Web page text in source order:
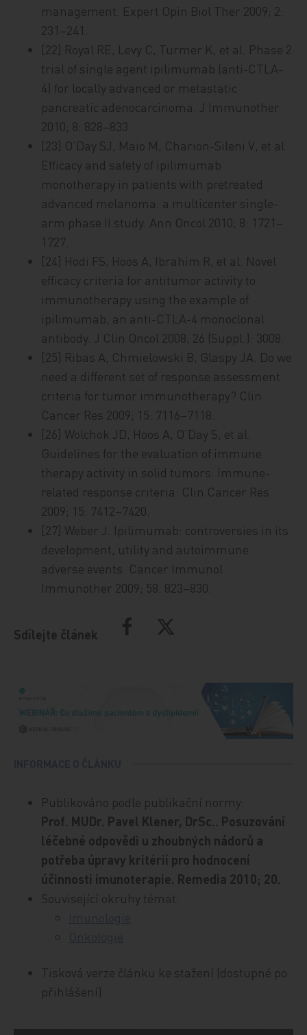
management. Expert Opin Biol Ther 2009; 2:
231–241.
[22] Royal RE, Levy C, Turmer K, et al. Phase 2
trial of single agent ipilimumab (anti-CTLA-
4) for locally advanced or metastatic
pancreatic adenocarcinoma. J Immunother
2010; 8: 828–833.
[23] O’Day SJ, Maio M, Charion-Sileni V, et al.
Efficacy and safety of ipilimumab
monotherapy in patients with pretreated
advanced melanoma: a multicenter single-
arm phase II study. Ann Oncol 2010; 8: 1721–
1727.
[24] Hodi FS, Hoos A, Ibrahim R, et al. Novel
efficacy criteria for antitumor activity to
immunotherapy using the example of
ipilimumab, an anti-CTLA-4 monoclonal
antibody. J Clin Oncol 2008; 26 (Suppl.): 3008.
[25] Ribas A, Chmielowski B, Glaspy JA. Do we
need a different set of response assessment
criteria for tumor immunotherapy? Clin
Cancer Res 2009; 15: 7116–7118.
[26] Wolchok JD, Hoos A, O’Day S, et al.
Guidelines for the evaluation of immune
therapy activity in solid tumors: Immune-
related response criteria. Clin Cancer Res
2009; 15: 7412–7420.
[27] Weber J. Ipilimumab: controversies in its
development, utility and autoimmune
adverse events. Cancer Immunol
Immunother 2009; 58: 823–830.
Sdílejte článek
Publikováno podle publikační normy:
Prof. MUDr. Pavel Klener, DrSc.. Posuzování
léčebné odpovědi u zhoubných nádorů a
potřeba úpravy kritérií pro hodnocení
účinnosti imunoterapie. Remedia 2010; 20.
Související okruhy témat:
Tisková verze článku ke stažení (dostupné po
přihlášení)